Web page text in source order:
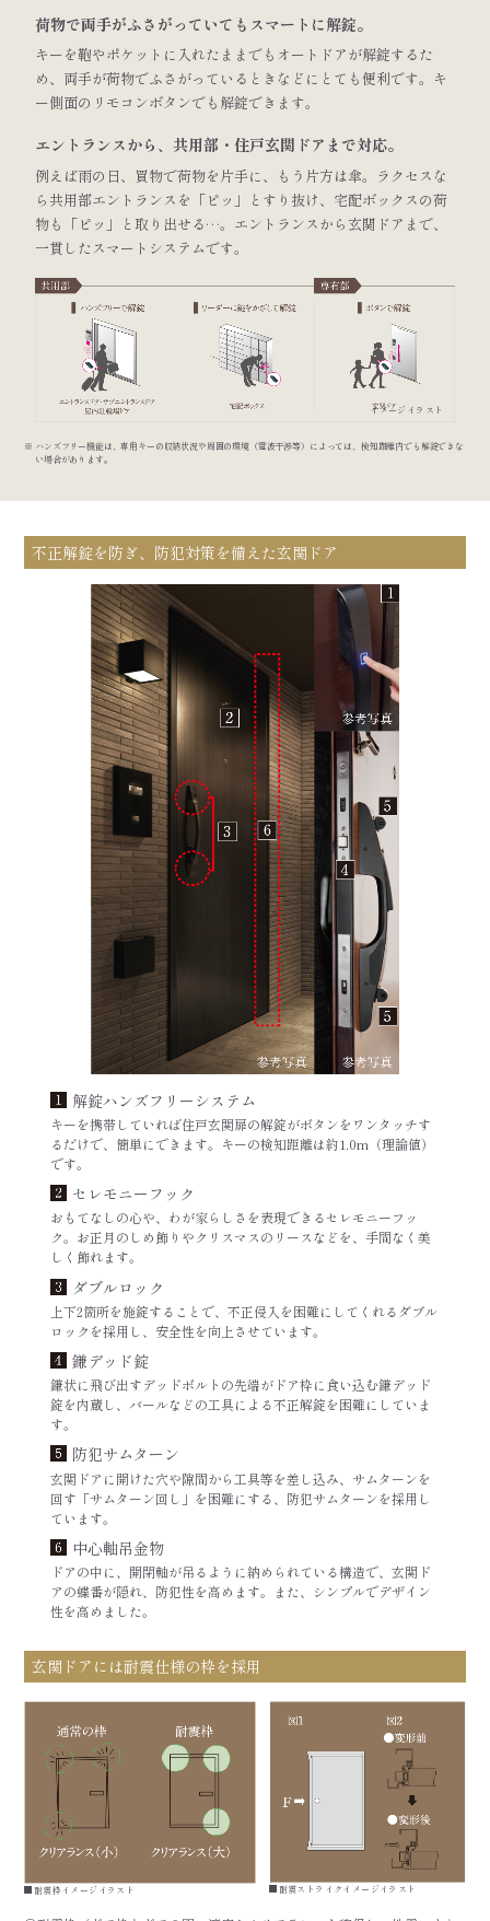
荷物で両手がふさがっていてもスマートに解錠。
キーを鞄やポケットに入れたままでもオートドアが解錠するた
め、両手が荷物でふさがっているときなどにとても便利です。キ
ー側面のリモコンボタンでも解錠できます。
エントランスから、共用部・住戸玄関ドアまで対応。
例えば雨の日、買物で荷物を片手に、もう片方は傘。ラクセスな
ら共用部エントランスを「ピッ」とすり抜け、宅配ボックスの荷
物も「ピッ」と取り出せる…。エントランスから玄関ドアまで、
一貫したスマートシステムです。
イメージイラスト
ハンズフリー機能は、専用キーの収納状況や周囲の環境（電波干渉等）によっては、検知距離内でも解錠できな
い場合があります。
不正解錠を防ぎ、防犯対策を備えた玄関ドア
解錠ハンズフリーシステム
キーを携帯していれば住戸玄関扉の解錠がボタンをワンタッチす
るだけで、簡単にできます。キーの検知距離は約1.0m（理論値）
です。
セレモニーフック
おもてなしの心や、わが家らしさを表現できるセレモニーフッ
ク。お正月のしめ飾りやクリスマスのリースなどを、手間なく美
しく飾れます。
ダブルロック
上下2箇所を施錠することで、不正侵入を困難にしてくれるダブル
ロックを採用し、安全性を向上させています。
鎌デッド錠
鎌状に飛び出すデッドボルトの先端がドア枠に食い込む鎌デッド
錠を内蔵し、バールなどの工具による不正解錠を困難にしていま
す。
防犯サムターン
玄関ドアに開けた穴や隙間から工具等を差し込み、サムターンを
回す「サムターン回し」を困難にする、防犯サムターンを採用し
ています。
中心軸吊金物
ドアの中に、開閉軸が吊るように納められている構造で、玄関ド
アの蝶番が隠れ、防犯性を高めます。また、シンプルでデザイン
性を高めました。
玄関ドアには耐震仕様の枠を採用
■耐震枠イメージイラスト ■耐震ストライクイメージイラスト